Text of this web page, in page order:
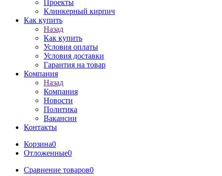
Проекты
Клинкерный кирпич
Как купить
Назад
Как купить
Условия оплаты
Условия доставки
Гарантия на товар
Компания
Назад
Компания
Новости
Политика
Вакансии
Контакты
Корзина0
Отложенные0
Сравнение товаров0